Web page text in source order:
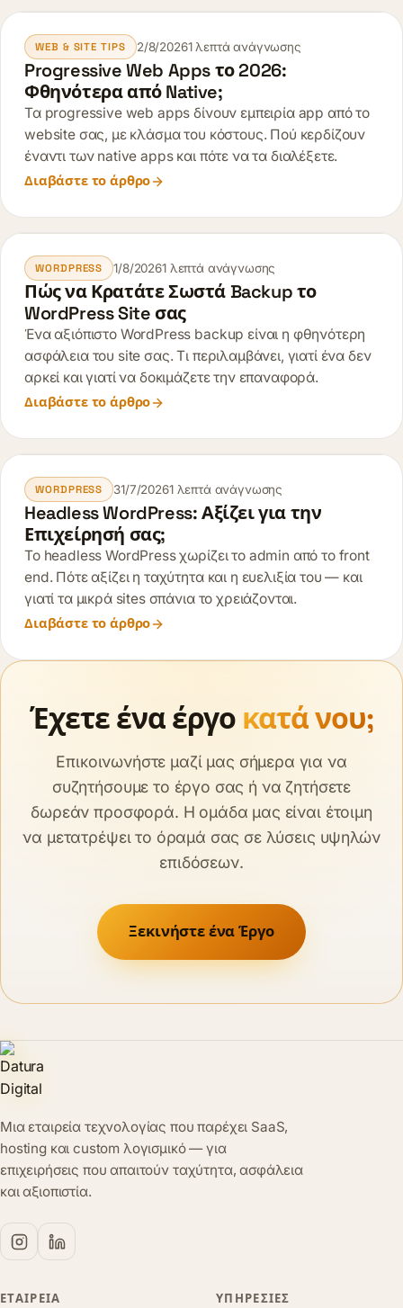
WEB & SITE TIPS 2/8/20261 λεπτά ανάγνωσης
Progressive Web Apps το 2026:
Φθηνότερα από Native;
Τα progressive web apps δίνουν εμπειρία app από το
website σας, με κλάσμα του κόστους. Πού κερδίζουν
έναντι των native apps και πότε να τα διαλέξετε.
Διαβάστε το άρθρο
WORDPRESS 1/8/20261 λεπτά ανάγνωσης
Πώς να Κρατάτε Σωστά Backup το
WordPress Site σας
Ένα αξιόπιστο WordPress backup είναι η φθηνότερη
ασφάλεια του site σας. Τι περιλαμβάνει, γιατί ένα δεν
αρκεί και γιατί να δοκιμάζετε την επαναφορά.
Διαβάστε το άρθρο
WORDPRESS 31/7/20261 λεπτά ανάγνωσης
Headless WordPress: Αξίζει για την
Επιχείρησή σας;
Το headless WordPress χωρίζει το admin από το front
end. Πότε αξίζει η ταχύτητα και η ευελιξία του — και
γιατί τα μικρά sites σπάνια το χρειάζονται.
Διαβάστε το άρθρο
Έχετε ένα έργο κατά νου;
Επικοινωνήστε μαζί μας σήμερα για να
συζητήσουμε το έργο σας ή να ζητήσετε
δωρεάν προσφορά. Η ομάδα μας είναι έτοιμη
να μετατρέψει το όραμά σας σε λύσεις υψηλών
επιδόσεων.
Ξεκινήστε ένα Έργο
Μια εταιρεία τεχνολογίας που παρέχει SaaS,
hosting και custom λογισμικό — για
επιχειρήσεις που απαιτούν ταχύτητα, ασφάλεια
και αξιοπιστία.
ΕΤΑΙΡΕΊΑ ΥΠΗΡΕΣΊΕΣ